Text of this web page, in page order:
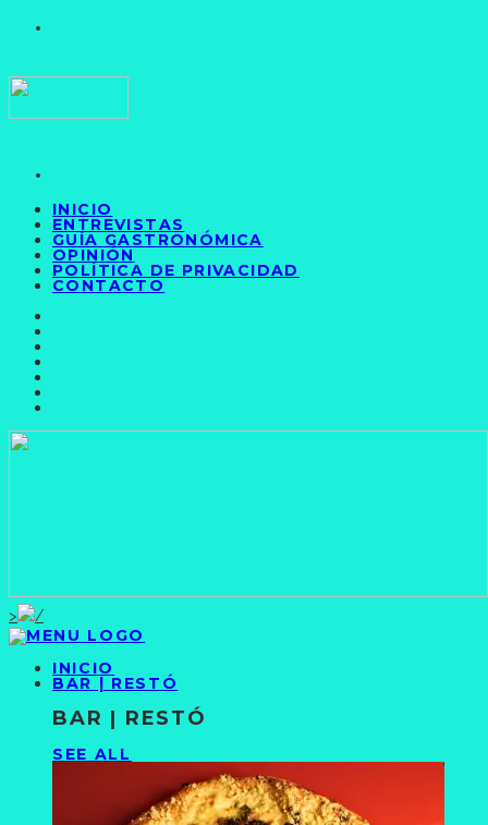
INICIO
ENTREVISTAS
GUÍA GASTRONÓMICA
OPINIÓN
POLÍTICA DE PRIVACIDAD
CONTACTO
>
INICIO
BAR | RESTÓ
BAR | RESTÓ
SEE ALL